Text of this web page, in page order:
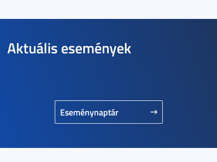
Aktuális események
Eseménynaptár